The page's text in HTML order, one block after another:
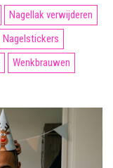
Nagellak verwijderen
Nagelstickers
Wenkbrauwen